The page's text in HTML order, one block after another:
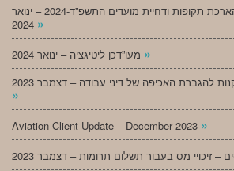
מעו”דכן רגולציה – צו הארכת תקופות ודחיית מועדים התשפ”ד-2024 – ינואר
»
»
להגברת האכיפה של דיני עבודה – דצמבר 2023
»
Aviation Client Update – December 2023 »